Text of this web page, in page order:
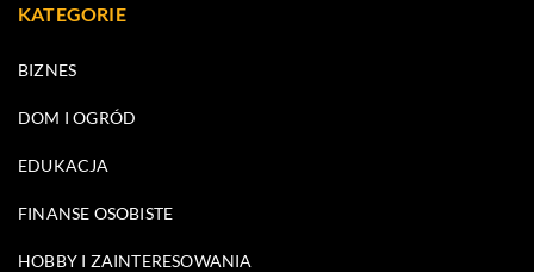
KATEGORIE
BIZNES
DOM I OGRÓD
EDUKACJA
FINANSE OSOBISTE
HOBBY I ZAINTERESOWANIA